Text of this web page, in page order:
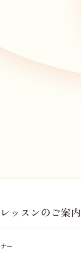
ッスンのご案内
ー